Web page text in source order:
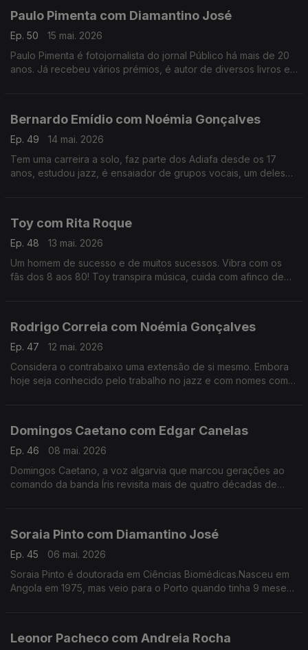
Paulo Pimenta com Diamantino José
Ep. 50
15 mai. 2026
Paulo Pimenta é fotojornalista do jornal Público há mais de 20
anos. Já recebeu vários prémios, é autor de diversos livros e
Bernardo Emídio com Noémia Gonçalves
Ep. 49
14 mai. 2026
Tem uma carreira a solo, faz parte dos Adiafa desde os 17
anos, estudou jazz, é ensaiador de grupos vocais, um deles
Toy com Rita Roque
Ep. 48
13 mai. 2026
Um homem de sucesso e de muitos sucessos. Vibra com os
fãs dos 8 aos 80! Toy transpira música, cuida com afinco de
Rodrigo Correia com Noémia Gonçalves
Ep. 47
12 mai. 2026
Considera o contrabaixo uma extensão de si mesmo. Embora
hoje seja conhecido pelo trabalho no jazz e com nomes como
Domingos Caetano com Edgar Canelas
Ep. 46
08 mai. 2026
Domingos Caetano, a voz algarvia que marcou gerações ao
comando da banda Íris revisita mais de quatro décadas de
Soraia Pinto com Diamantino José
Ep. 45
06 mai. 2026
Soraia Pinto é doutorada em Ciências Biomédicas.Nasceu em
Angola em 1975, mas veio para o Porto quando tinha 9 meses.
Leonor Pacheco com Andreia Rocha